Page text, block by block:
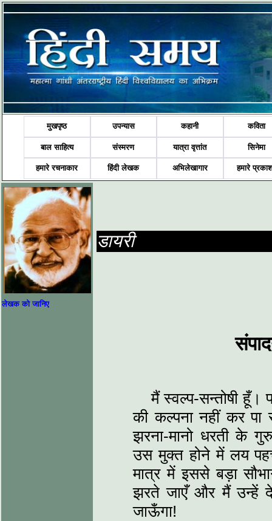
मुखपृष्ठ उपन्यास कहानी कविता
बाल साहित्य संस्मरण यात्रा वृत्तांत सिनेमा
हमारे रचनाकार हिंदी लेखक अभिलेखागार हमारे
लेखक को जानिए
डायरी
मैं स्वल्प-सन्तोषी
की कल्पना नहीं कर
झरना-मानो धरती के
उस मुक्त होने में लय
मात्र में इससे बड़ा
झरते जाएँ और मैं उन्हें
जाऊँगा!